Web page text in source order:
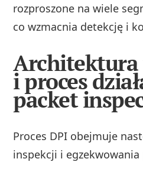
rozproszone na wiele
co wzmacnia detekcję i
Architektura
i proces
packet
Proces DPI obejmuje
inspekcji i